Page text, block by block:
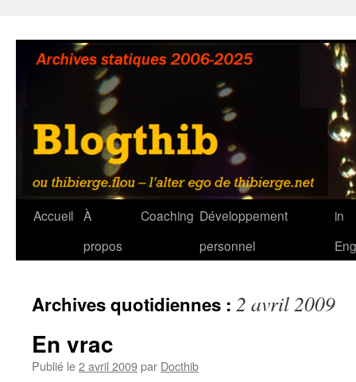
contenu
Accueil À
propos
Coaching Développement
personnel
in
Archives quotidiennes : 2 avril 2009
En vrac
Publié le2 avril 2009par Docthib